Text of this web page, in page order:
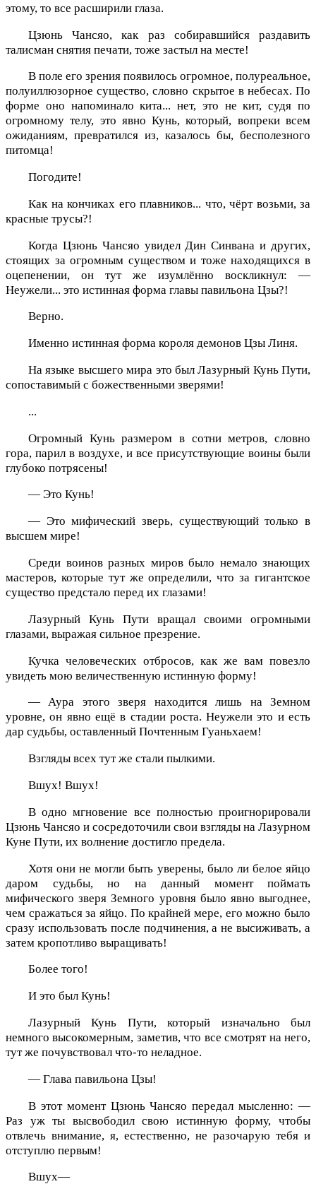
этому, то все расширили глаза.
Цзюнь Чансяо, как раз собиравшийся раздавить
талисман снятия печати, тоже застыл на месте!
В поле его зрения появилось огромное, полуреальное,
полуиллюзорное существо, словно скрытое в небесах. По
форме оно напоминало кита... нет, это не кит, судя по
огромному телу, это явно Кунь, который, вопреки всем
ожиданиям, превратился из, казалось бы, бесполезного
питомца!
Погодите!
Как на кончиках его плавников... что, чёрт возьми, за
красные трусы?!
Когда Цзюнь Чансяо увидел Дин Синвана и других,
стоящих за огромным существом и тоже находящихся в
оцепенении, он тут же изумлённо воскликнул: —
Неужели... это истинная форма главы павильона Цзы?!
Верно.
Именно истинная форма короля демонов Цзы Линя.
На языке высшего мира это был Лазурный Кунь Пути,
сопоставимый с божественными зверями!
...
Огромный Кунь размером в сотни метров, словно
гора, парил в воздухе, и все присутствующие воины были
глубоко потрясены!
— Это Кунь!
— Это мифический зверь, существующий только в
высшем мире!
Среди воинов разных миров было немало знающих
мастеров, которые тут же определили, что за гигантское
существо предстало перед их глазами!
Лазурный Кунь Пути вращал своими огромными
глазами, выражая сильное презрение.
Кучка человеческих отбросов, как же вам повезло
увидеть мою величественную истинную форму!
— Аура этого зверя находится лишь на Земном
уровне, он явно ещё в стадии роста. Неужели это и есть
дар судьбы, оставленный Почтенным Гуаньхаем!
Взгляды всех тут же стали пылкими.
Вшух! Вшух!
В одно мгновение все полностью проигнорировали
Цзюнь Чансяо и сосредоточили свои взгляды на Лазурном
Куне Пути, их волнение достигло предела.
Хотя они не могли быть уверены, было ли белое яйцо
даром судьбы, но на данный момент поймать
мифического зверя Земного уровня было явно выгоднее,
чем сражаться за яйцо. По крайней мере, его можно было
сразу использовать после подчинения, а не высиживать, а
затем кропотливо выращивать!
Более того!
И это был Кунь!
Лазурный Кунь Пути, который изначально был
немного высокомерным, заметив, что все смотрят на него,
тут же почувствовал что-то неладное.
— Глава павильона Цзы!
В этот момент Цзюнь Чансяо передал мысленно: —
Раз уж ты высвободил свою истинную форму, чтобы
отвлечь внимание, я, естественно, не разочарую тебя и
отступлю первым!
Вшух—